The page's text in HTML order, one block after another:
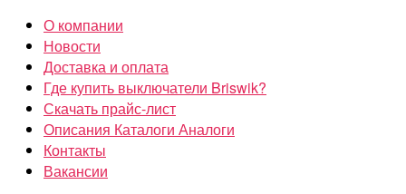
Перейти
содержимому
О компании
Новости
Доставка и оплата
Где купить выключатели Briswik?
Скачать прайс-лист
Описания Каталоги Аналоги
Контакты
Вакансии